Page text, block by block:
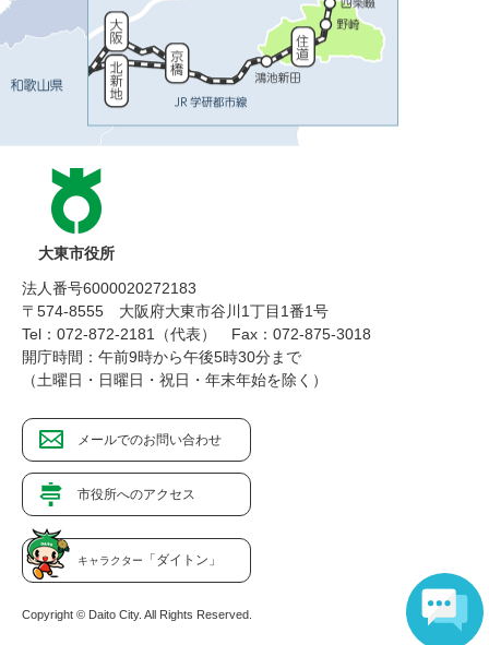
大東市役所
法人番号6000020272183
〒574-8555 大阪府大東市谷川1丁目1番1号
Tel：072-872-2181（代表）
Fax：072-875-3018
開庁時間：午前9時から午後5時30分まで
（土曜日・日曜日・祝日・年末年始を除く）
メールでのお問い合わせ
市役所へのアクセス
キャラクター 「ダイトン」
Copyright © Daito City. All Rights Reserved.